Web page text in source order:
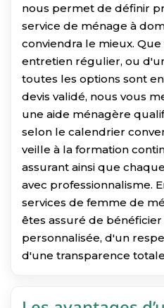
nous permet de définir
service de ménage à
conviendra le mieux.
entretien régulier, ou
toutes les options sont
devis validé, nous vous
une aide ménagère
selon le calendrier
veille à la formation
assurant ainsi que
avec professionnalisme.
services de femme de
êtes assuré de
personnalisée, d'un
d'une transparence